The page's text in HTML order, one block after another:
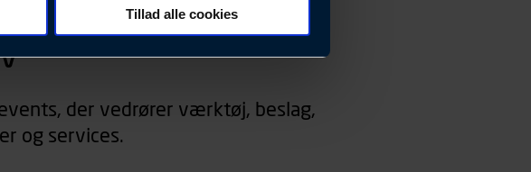
der anvendes.
om dit foretrukne sprog, og den
på vores hjemmeside og apps med
Til dette formål behandles der
Tillad alle cookies
der vedrører værktøj, beslag,
og services.